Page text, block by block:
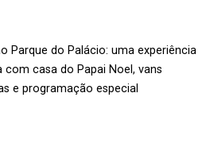
Parque do Palácio: uma experiência
com casa do Papai Noel, vans
e programação especial